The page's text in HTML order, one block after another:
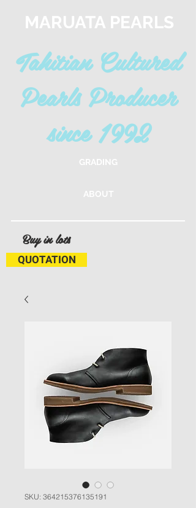
MARUATA PEARLS
Tahitian Cultured
Pearls Producer
since 1992
GRADING
ABOUT
Buy in lots
QUOTATION
SKU: 364215376135191